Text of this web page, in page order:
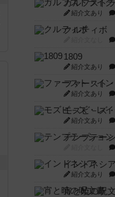
ガルフスト
紹介文あり
クルティボ
1809
紹介文あり
紹介文あり
モズビ－ズ
紹介文あり
テンプテー
インドネシア
紹介文あり
宵と暁の呪